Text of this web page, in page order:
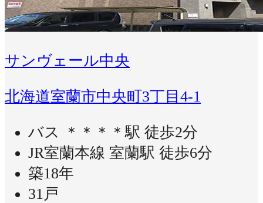
サンヴェール中央
北海道室蘭市中央町3丁目4-1
バス ＊＊＊＊駅 徒歩2分
JR室蘭本線 室蘭駅 徒歩6分
築18年
31戸